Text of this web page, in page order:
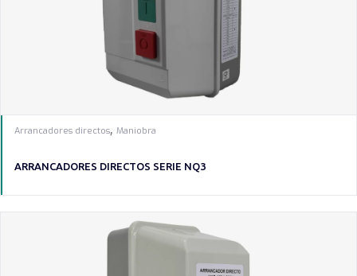
Arrancadores directos, Maniobra
ARRANCADORES DIRECTOS SERIE NQ3